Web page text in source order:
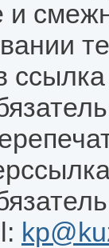
и